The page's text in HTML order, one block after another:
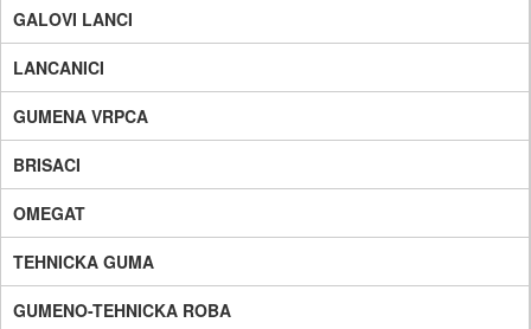
GALOVI LANCI
LANCANICI
GUMENA VRPCA
BRISACI
OMEGAT
TEHNICKA GUMA
GUMENO-TEHNICKA ROBA